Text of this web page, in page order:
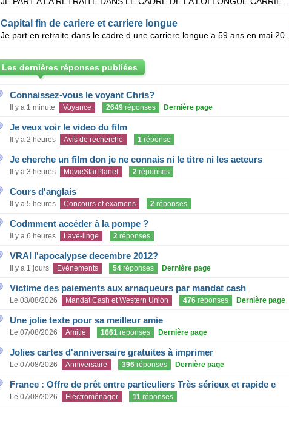
Capital fin de cariere et carriere longue
Je part en retraite dans le cadre d une carriere longue a 59 ans en mai 2011 avec 34 ans d aotomobil
Les dernières réponses publiées
Connaissez-vous le voyant Chris?
Il y a 1 minute Voyance 2649réponses Dernière page
Je veux voir le video du film
Il y a 2 heures Avis de recherche 1réponse
Je cherche un film don je ne connais ni le titre ni les acteurs
Il y a 3 heures MovieStarPlanet 2réponses
Cours d'anglais
Il y a 5 heures Concours et examens 2réponses
Codmment accéder à la pompe ?
Il y a 6 heures Lave-linge 2réponses
VRAI l'apocalypse decembre 2012?
Il y a 1 jours Evènements 54réponses Dernière page
Victime des paiements aux arnaqueurs par mandat cash
Le 08/08/2026 Mandat Cash et Western Union 476réponses Dernière page
Une jolie texte pour sa meilleur amie
Le 07/08/2026 Amitié 1661réponses Dernière page
Jolies cartes d'anniversaire gratuites à imprimer
Le 07/08/2026 Anniversaire 396réponses Dernière page
France : Offre de prêt entre particuliers Très sérieux et rapide e
Le 07/08/2026 Electroménager 11réponses